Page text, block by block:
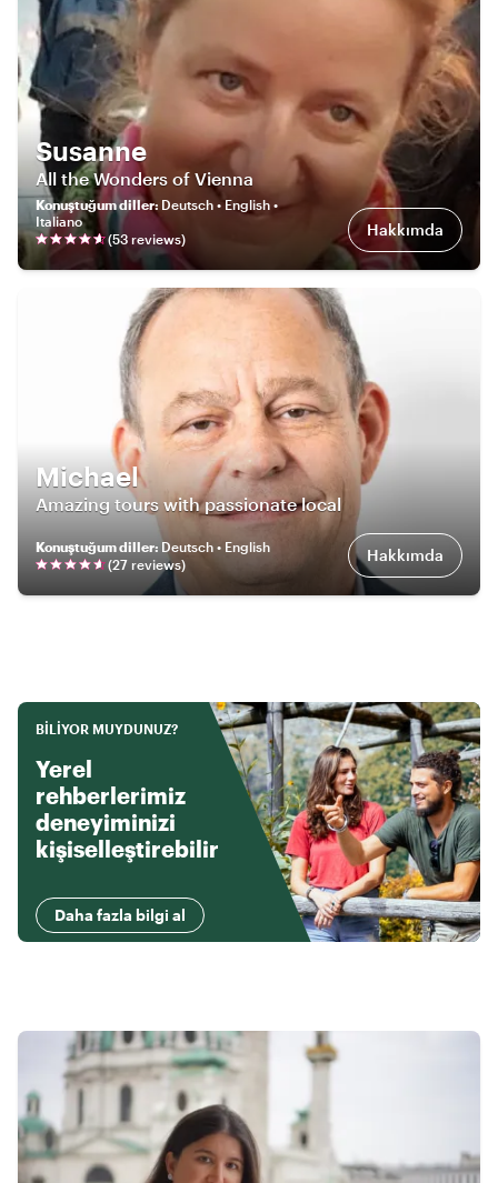
Susanne
All the Wonders of Vienna
Konuştuğum diller: Deutsch • English •
Italiano
(53 reviews) Hakkımda
Michael
Amazing tours with passionate local
Konuştuğum diller: Deutsch • English
(27 reviews) Hakkımda
BILIYOR MUYDUNUZ?
Yerel
rehberlerimiz
deneyiminizi
kişiselleştirebilir
Daha fazla bilgi al